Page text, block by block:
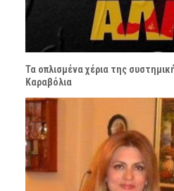
Τα οπλισμένα χέρια της
Καραβόλια